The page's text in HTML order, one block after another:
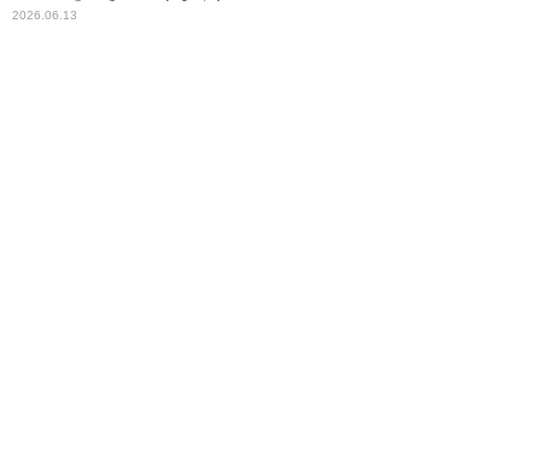
とが重要」
2026.06.13